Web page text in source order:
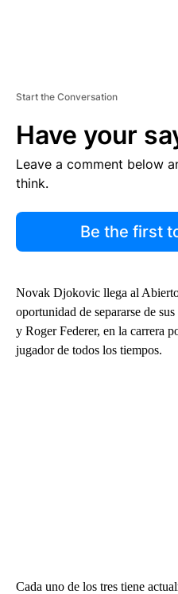
Start the Conversation
Have your
Leave a comment below
think.
Be the first
Novak Djokovic llega al
oportunidad de separarse de
y Roger Federer, en la carrera
jugador de todos los tiempos.
Cada uno de los tres tiene